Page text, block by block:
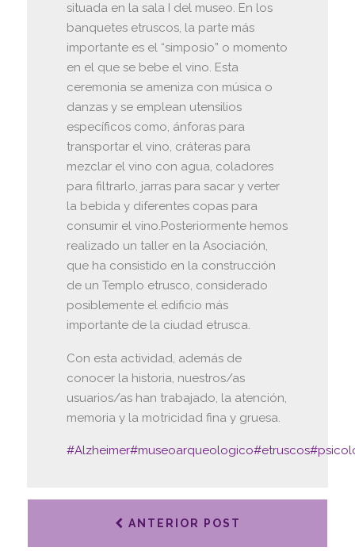
situada en la sala I del museo. En los
banquetes etruscos, la parte más
importante es el “simposio” o momento
en el que se bebe el vino. Esta
ceremonia se ameniza con música o
danzas y se emplean utensilios
específicos como, ánforas para
transportar el vino, cráteras para
mezclar el vino con agua, coladores
para filtrarlo, jarras para sacar y verter
la bebida y diferentes copas para
consumir el vino.Posteriormente hemos
realizado un taller en la Asociación,
que ha consistido en la construcción
de un Templo etrusco, considerado
posiblemente el edificio más
importante de la ciudad etrusca.
Con esta actividad, además de
conocer la historia, nuestros/as
usuarios/as han trabajado, la atención,
memoria y la motricidad fina y gruesa.
#Alzheimer#museoarqueologico#etruscos
ANTERIOR POST